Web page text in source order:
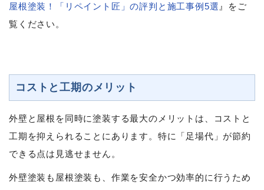
屋根塗装！「リペイント匠」の評判と施工事例5選 』をご
覧ください。
コストと工期のメリット
外壁と屋根を同時に塗装する最大のメリットは、コストと
工期を抑えられることにあります。特に「足場代」が節約
できる点は見逃せません。
外壁塗装も屋根塗装も、作業を安全かつ効率的に行うため